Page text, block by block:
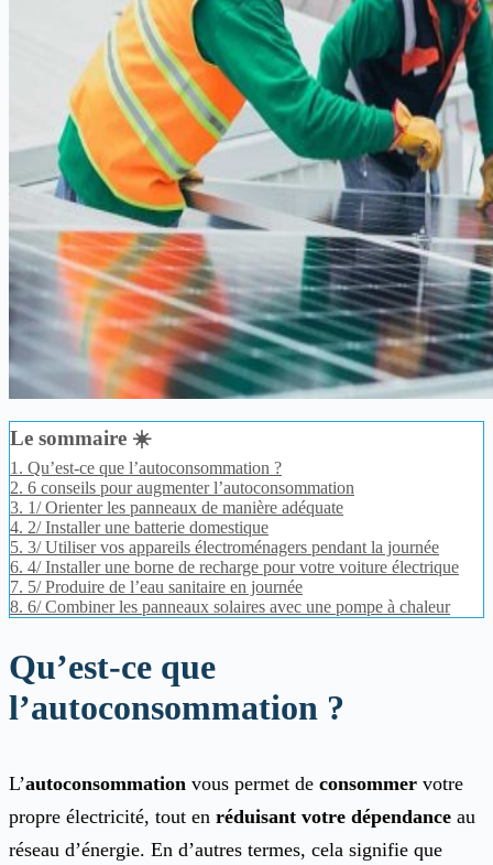
Le sommaire ☀️
1. Qu’est-ce que l’autoconsommation ?
2. 6 conseils pour augmenter l’autoconsommation
3. 1/ Orienter les panneaux de manière adéquate
4. 2/ Installer une batterie domestique
5. 3/ Utiliser vos appareils électroménagers pendant la journée
6. 4/ Installer une borne de recharge pour votre voiture électrique
7. 5/ Produire de l’eau sanitaire en journée
8. 6/ Combiner les panneaux solaires avec une pompe à chaleur
Qu’est-ce que
l’autoconsommation ?
L’autoconsommation vous permet de consommer votre
propre électricité, tout en réduisant votre dépendance au
réseau d’énergie. En d’autres termes, cela signifie que